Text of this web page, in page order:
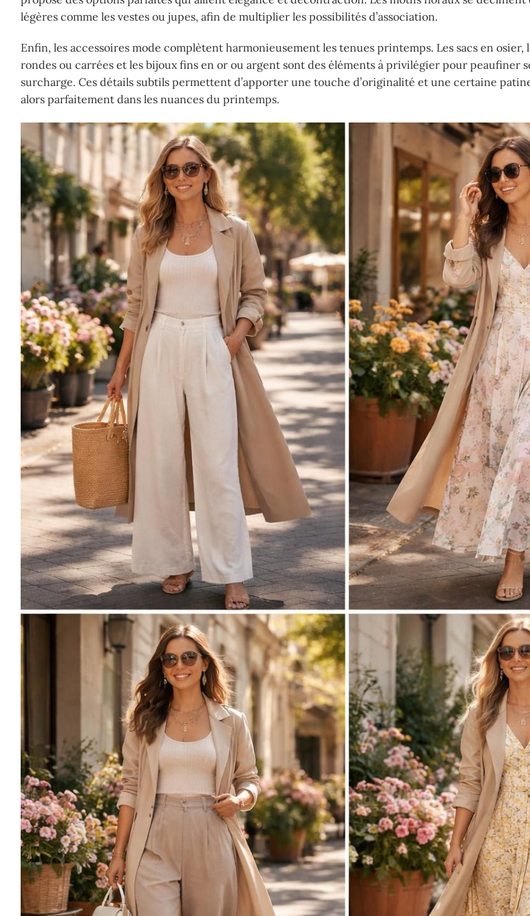
légères comme les vestes ou jupes, afin de multiplier les possibilités d’association.
Enfin, les accessoires mode complètent harmonieusement les tenues printemps. Les sacs en osier,
rondes ou carrées et les bijoux fins en or ou argent sont des éléments à privilégier pour peaufiner
surcharge. Ces détails subtils permettent d’apporter une touche d’originalité et une certaine
alors parfaitement dans les nuances du printemps.